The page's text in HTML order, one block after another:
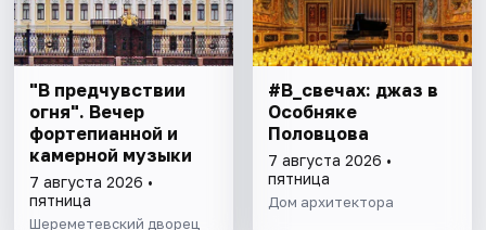
"В предчувствии
огня". Вечер
фортепианной и
камерной музыки
7 августа 2026 •
пятница
Шереметевский дворец
#В_свечах: джаз в
Особняке
Половцова
7 августа 2026 •
пятница
Дом архитектора